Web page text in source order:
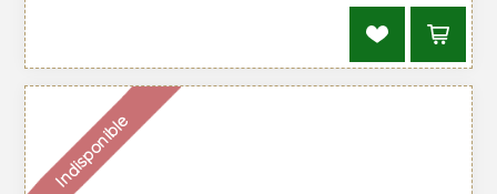
Indisponible